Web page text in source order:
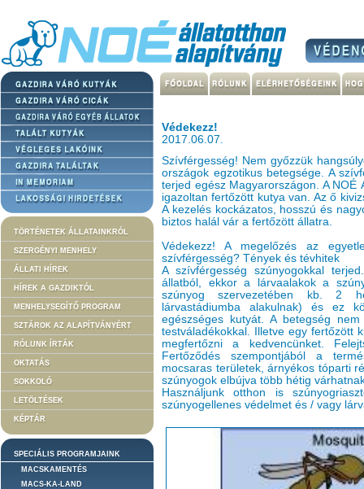
TÖRTÉNETEK ÁLLATAINKRÓL
SZERGÉNYI MENHELY
ÁLLATI HÍREK
HÍREK A GAZDIKTÓL
MENHELYSEGÍTŐ PROGRAM
SZTÁROK AZ ALAPÍTVÁNYÉRT
RÓLUNK ÍRTÁK
OKTATÁS
SOKKOLÓ
LETÖLTÉSEK
KÉPTÁR
SPECIÁLIS PROGRAMJAINK
MACSKAMENTÉS
MACS-KA-LAND
Védekezz!
2017.06.07.
Szívférgesség! Nem győzzük
országok egzotikus betegsége. A
terjed egész Magyarországon. A
igazoltan fertőzött kutya van. Az ő
A kezelés kockázatos, hosszú és
biztos halál vár a fertőzött állatra.
Védekezz! A megelőzés az
szívférgesség? Tények és tévhitek
A szívférgesség szúnyogokkal
állatból, ekkor a lárvaalakok a
szúnyog szervezetében kb. 2
lárvastádiumba alakulnak) és ez
egészséges kutyát. A betegség
testváladékokkal. Illetve egy fertőzött
megfertőzni a kedvencünket.
Fertőződés szempontjából a
mocsaras területek, árnyékos tóparti
szúnyogok elbújva több hétig
Használjunk otthon is
szúnyogellenes védelmet és / vagy